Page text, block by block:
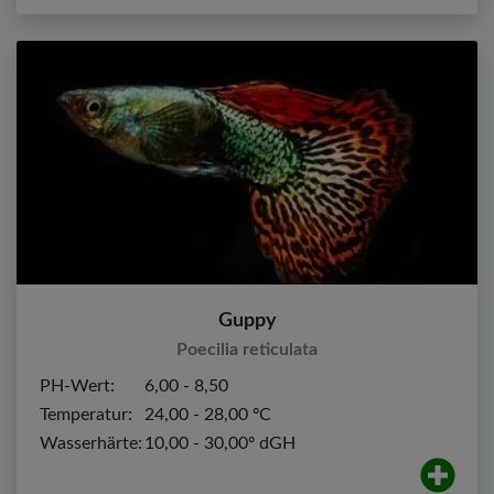
Guppy
Poecilia reticulata
PH-Wert:
6,00 - 8,50
Temperatur:
24,00 - 28,00 ºC
Wasserhärte: 10,00 - 30,00º dGH